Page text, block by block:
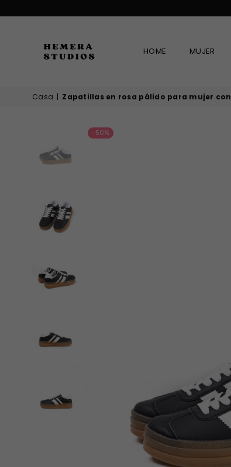
HEMERA
STUDIOS
HOME MUJER
Casa | Zapatillas en rosa pálido para mujer
-50%